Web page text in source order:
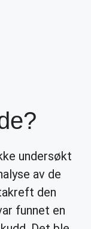
undersøkt
av de
den
funnet en